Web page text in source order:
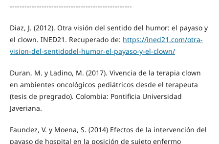
--------------------------------------------------
Diaz, J. (2012). Otra visión del sentido del humor: el payaso y
el clown. INED21. Recuperado de: https://ined21.com/otra-
vision-del-sentidodel-humor-el-payaso-y-el-clown/
Duran, M. y Ladino, M. (2017). Vivencia de la terapia clown
en ambientes oncológicos pediátricos desde el terapeuta
(tesis de pregrado). Colombia: Pontificia Universidad
Javeriana.
Faundez, V. y Moena, S. (2014) Efectos de la intervención del
payaso de hospital en la posición de sujeto enfermo